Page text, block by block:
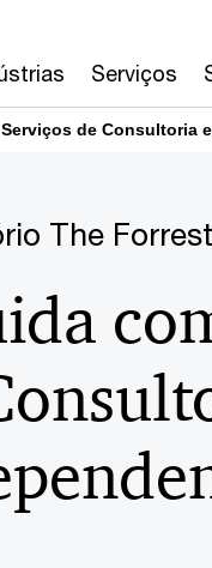
Serviços
de Consultoria
The